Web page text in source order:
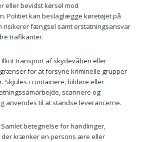
eller bevidst kørsel mod
Politiet kan beslaglægge køretøjet på
risikerer fængsel samt erstatningsansvar
trafikanter.
Illicit transport af skydevåben eller
for at forsyne kriminelle grupper
Skjules i containere, bildøre eller
scannere og
anvendes til at standse leverancerne.
Samlet betegnelse for handlinger,
der krænker en persons ære eller